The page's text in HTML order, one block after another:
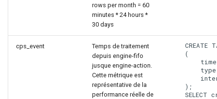
rows per month = 60
minutes * 24 hours *
30 days
cps_event
Temps de traitement
depuis engine-fifo
jusque engine-action.
Cette métrique est
représentative de la
performance réelle de
CREATE
    (
    );
SELECT